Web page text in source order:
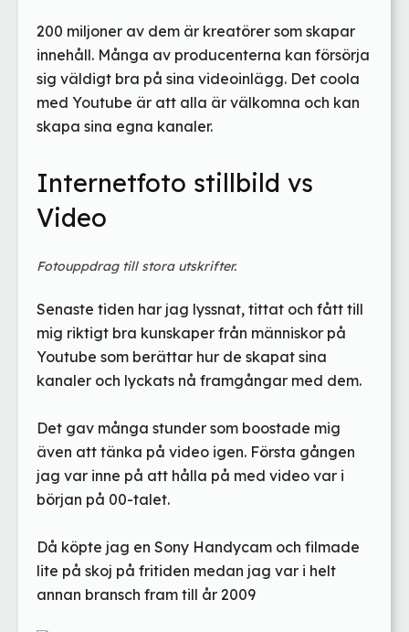
200 miljoner av dem är kreatörer som skapar
innehåll. Många av producenterna kan försörja
sig väldigt bra på sina videoinlägg. Det coola
med Youtube är att alla är välkomna och kan
skapa sina egna kanaler.
Internetfoto stillbild vs
Video
Fotouppdrag till stora utskrifter.
Senaste tiden har jag lyssnat, tittat och fått till
mig riktigt bra kunskaper från människor på
Youtube som berättar hur de skapat sina
kanaler och lyckats nå framgångar med dem.
Det gav många stunder som boostade mig
även att tänka på video igen. Första gången
jag var inne på att hålla på med video var i
början på 00-talet.
Då köpte jag en Sony Handycam och filmade
lite på skoj på fritiden medan jag var i helt
annan bransch fram till år 2009